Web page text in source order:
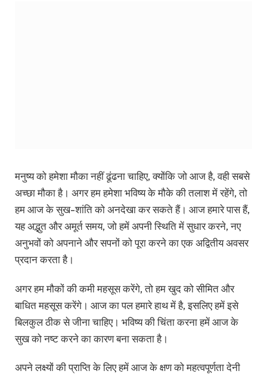
मनुष्य को हमेशा मौका नहीं ढूंढना चाहिए, क्योंकि जो आज है, वही सबसे
अच्छा मौका है। अगर हम हमेशा भविष्य के मौके की तलाश में रहेंगे, तो
हम आज के सुख-शांति को अनदेखा कर सकते हैं। आज हमारे पास हैं,
यह अद्भुत और अमूर्त समय, जो हमें अपनी स्थिति में सुधार करने, नए
अनुभवों को अपनाने और सपनों को पूरा करने का एक अद्वितीय अवसर
प्रदान करता है।
अगर हम मौकों की कमी महसूस करेंगे, तो हम खुद को सीमित और
बाधित महसूस करेंगे। आज का पल हमारे हाथ में है, इसलिए हमें इसे
बिलकुल ठीक से जीना चाहिए। भविष्य की चिंता करना हमें आज के
सुख को नष्ट करने का कारण बना सकता है।
अपने लक्ष्यों की प्राप्ति के लिए हमें आज के क्षण को महत्वपूर्णता देनी